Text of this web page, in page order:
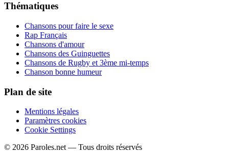
Thématiques
Chansons pour faire le sexe
Rap Français
Chansons d'amour
Chansons des Guinguettes
Chansons de Rugby et 3ème mi-temps
Chanson bonne humeur
Plan de site
Mentions légales
Paramètres cookies
Cookie Settings
© 2026 Paroles.net — Tous droits réservés